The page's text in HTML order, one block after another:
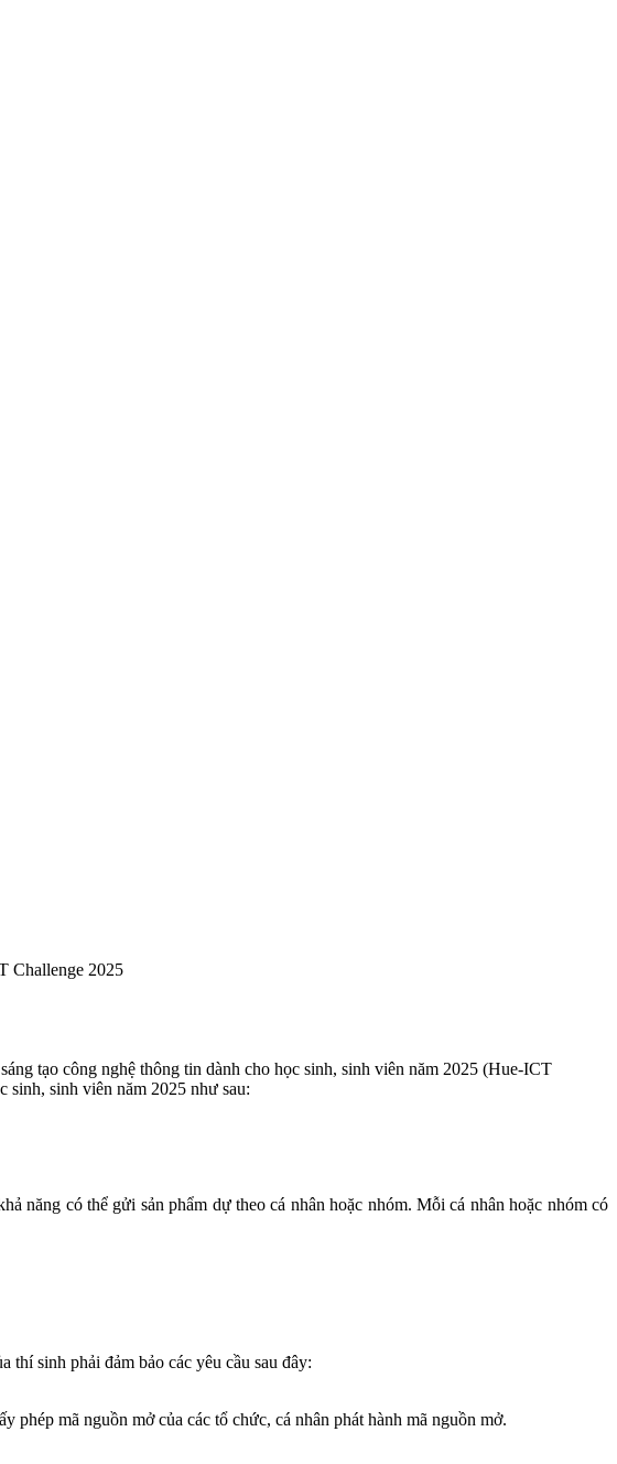
Challenge 2025
tạo công nghệ thông tin dành cho học sinh, sinh viên năm 2025 (Hue-ICT
sinh, sinh viên năm 2025 như sau:
năng có thể gửi sản phẩm dự theo cá nhân hoặc nhóm. Mỗi cá nhân hoặc nhóm có
sinh phải đảm bảo các yêu cầu sau đây:
phép mã nguồn mở của các tổ chức, cá nhân phát hành mã nguồn mở.